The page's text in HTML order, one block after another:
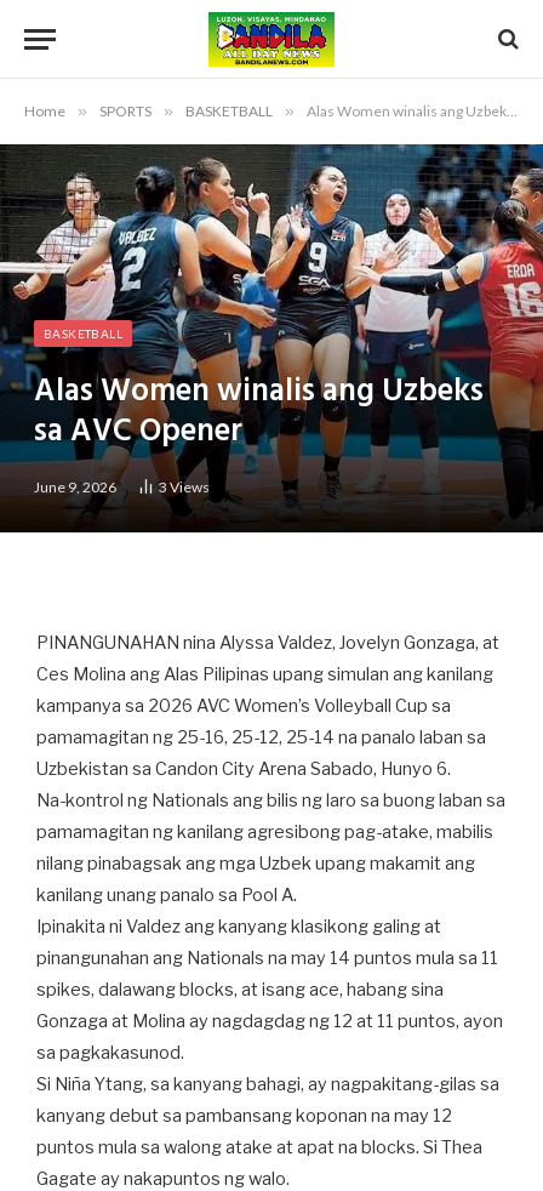
Home » SPORTS » BASKETBALL » Alas Women winalis ang Uzbeks sa AVC Opener
BASKETBALL
Alas Women winalis ang Uzbeks
sa AVC Opener
June 9, 2026 3 Views
PINANGUNAHAN nina Alyssa Valdez, Jovelyn Gonzaga, at
Ces Molina ang Alas Pilipinas upang simulan ang kanilang
kampanya sa 2026 AVC Women’s Volleyball Cup sa
pamamagitan ng 25-16, 25-12, 25-14 na panalo laban sa
Uzbekistan sa Candon City Arena Sabado, Hunyo 6.
Na-kontrol ng Nationals ang bilis ng laro sa buong laban sa
pamamagitan ng kanilang agresibong pag-atake, mabilis
nilang pinabagsak ang mga Uzbek upang makamit ang
kanilang unang panalo sa Pool A.
Ipinakita ni Valdez ang kanyang klasikong galing at
pinangunahan ang Nationals na may 14 puntos mula sa 11
spikes, dalawang blocks, at isang ace, habang sina
Gonzaga at Molina ay nagdagdag ng 12 at 11 puntos, ayon
sa pagkakasunod.
Si Niña Ytang, sa kanyang bahagi, ay nagpakitang-gilas sa
kanyang debut sa pambansang koponan na may 12
puntos mula sa walong atake at apat na blocks. Si Thea
Gagate ay nakapuntos ng walo.